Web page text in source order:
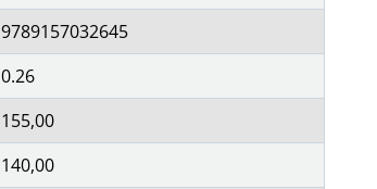
9789157032645
0.26
155,00
140,00